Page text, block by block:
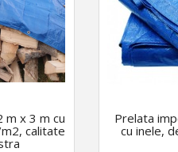
m x 3 m cu
calitate
Prelata
cu inele,